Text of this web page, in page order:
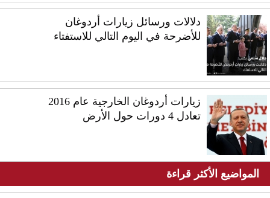
دلالات ورسائل زيارات أردوغان
للأضرحة في اليوم التالي للاستفتاء
زيارات أردوغان الخارجية عام 2016
تعادل 4 دورات حول الأرض
المواضيع الأكثر قراءة